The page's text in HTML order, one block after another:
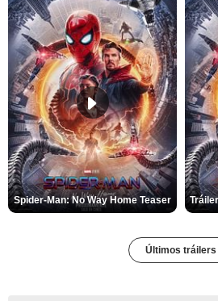
Spider-Man: No Way Home Teaser
Últimos tráilers